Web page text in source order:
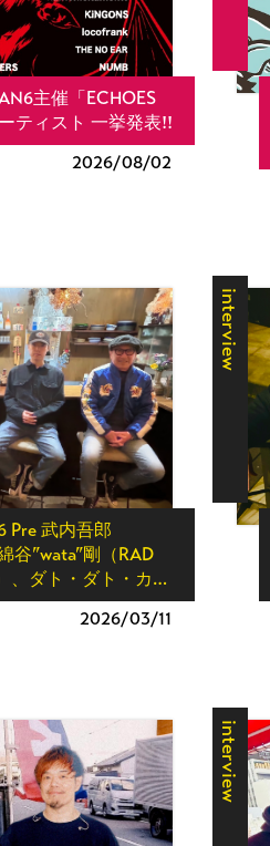
主催「ECHOES
ティスト 一挙発表!!
2026/08/02
Pre 武内吾郎
谷”wata”剛（RAD
、ダト・ダト・カ…
2026/03/11
interview
interview